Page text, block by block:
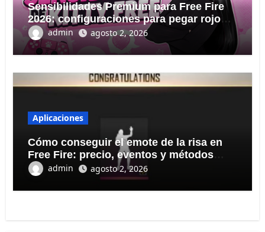
Sensibilidades Premium para Free Fire
2026: configuraciones para pegar rojo
KITTY FREE
admin agosto 2, 2026
Aplicaciones
Cómo conseguir el emote de la risa en
Free Fire: precio, eventos y métodos
seguros
admin agosto 2, 2026